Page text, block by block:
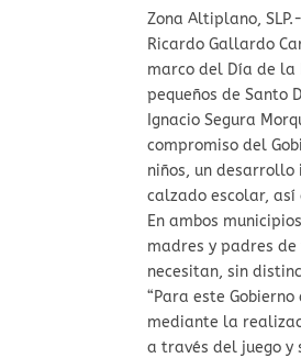
Zona Altiplano,
Ricardo Gallardo
marco del Día de la
pequeños de Santo
Ignacio Segura
compromiso del
niños, un
calzado escolar,
En ambos
madres y padres
necesitan, sin
“Para este
mediante la
a través del juego y